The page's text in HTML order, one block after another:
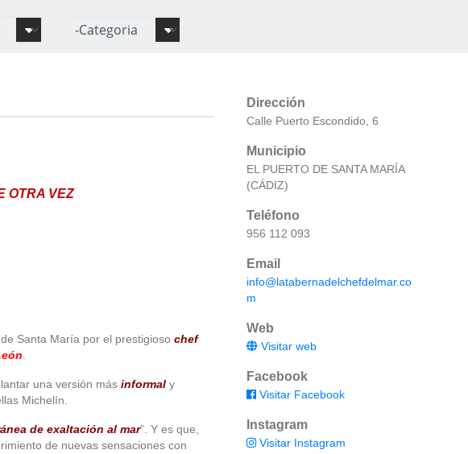
OTRA VEZ
Santa María por el prestigioso chef
una versión más informal y
Michelín.
de exaltación al mar”. Y es que,
de nuevas sensaciones con
Dirección
Calle Puerto Escondido, 6
Municipio
EL PUERTO DE SANTA MARÍA
(CÁDIZ)
Teléfono
956 112 093
Email
info@latabernadelchefdelmar.co
m
Web
Visitar web
Facebook
Visitar Facebook
Instagram
Visitar Instagram